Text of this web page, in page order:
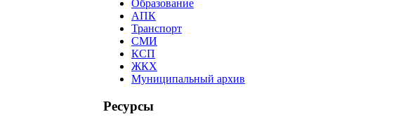
Образование
АПК
Транспорт
СМИ
КСП
ЖКХ
Муниципальный архив
Ресурсы